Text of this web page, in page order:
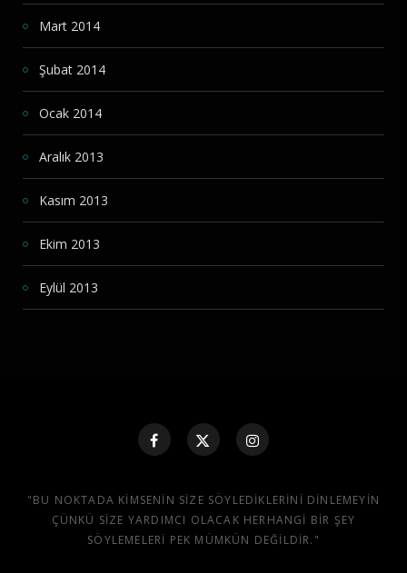
Mart 2014
Şubat 2014
Ocak 2014
Aralık 2013
Kasım 2013
Ekim 2013
Eylül 2013
"BU NOKTADA KIMSENIN SIZE SÖYLEDIKLERINI DINLEMEYIN
ÇÜNKÜ SIZE YARDIMCI OLACAK HERHANGI BIR ŞEY
SÖYLEMELERI PEK MÜMKÜN DEĞILDIR."